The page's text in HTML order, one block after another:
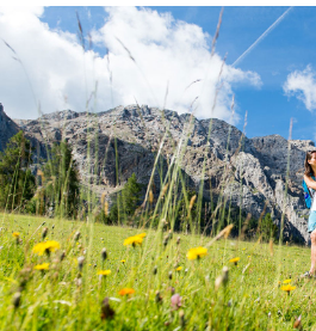
SulPercorso Agatha Christie
celebre autrice e del suo
attraverso l’
area Catinaccio-
Da Collepietra unsentiero a
conduce ad uno straordinario
piramidi di terra di Collepietra.